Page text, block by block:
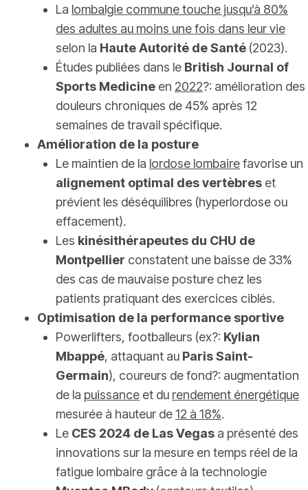
La lombalgie commune touche jusqu’à 80%
des adultes au moins une fois dans leur vie
selon la Haute Autorité de Santé (2023).
Études publiées dans le British Journal of
Sports Medicine en 2022?: amélioration des
douleurs chroniques de 45% après 12
semaines de travail spécifique.
Amélioration de la posture
Le maintien de la lordose lombairefavorise un
alignement optimal des vertèbres et
prévient les déséquilibres (hyperlordose ou
effacement).
Les kinésithérapeutes du CHU de
Montpellier constatent une baisse de 33%
des cas de mauvaise posture chez les
patients pratiquant des exercices ciblés.
Optimisation de la performance sportive
Powerlifters, footballeurs (ex?: Kylian
Mbappé, attaquant au Paris Saint-
Germain), coureurs de fond?: augmentation
de la puissance et du rendement énergétique
mesurée à hauteur de12 à 18%.
Le CES 2024 de Las Vegas a présenté des
innovations sur la mesure en temps réel de la
fatigue lombaire grâce à la technologie